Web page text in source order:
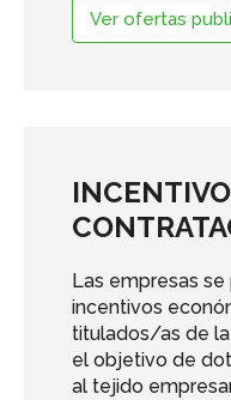
Ver ofertas
Las empresas
incentivos
titulados/as de
el objetivo de
al tejido